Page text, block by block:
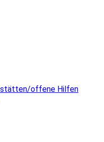
offene Hilfen